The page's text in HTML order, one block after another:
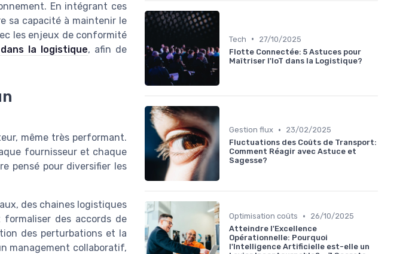
En intégrant ces
sa capacité à maintenir le
les enjeux de conformité
la logistique, afin de
même très performant.
fournisseur et chaque
pensé pour diversifier les
des chaines logistiques
des accords de
des perturbations et la
management collaboratif,
Tech •
27/10/2025
Flotte Connectée: 5 Astuces pour
Maîtriser l'IoT dans la Logistique?
Gestion flux •
23/02/2025
Fluctuations des Coûts de Transport:
Comment Réagir avec Astuce et
Sagesse?
Optimisation coûts •
26/10/2025
Atteindre l'Excellence
Opérationnelle: Pourquoi
l'Intelligence Artificielle est-elle un